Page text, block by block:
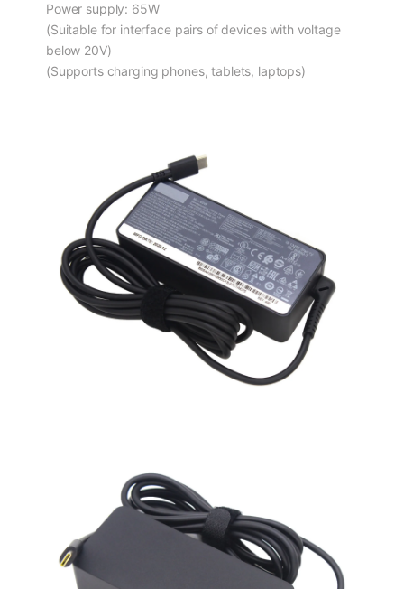
Power supply: 65W
(Suitable for interface pairs of devices with voltage
below 20V)
(Supports charging phones, tablets, laptops)